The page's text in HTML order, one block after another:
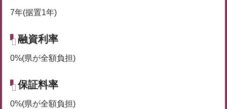
7年(据置1年)
融資利率
0%(県が全額負担)
保証料率
0%(県が全額負担)